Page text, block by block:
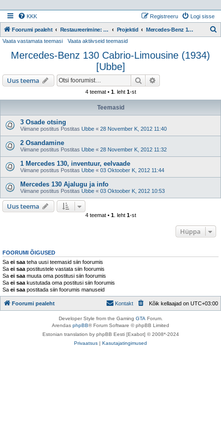
KKK Logi sisse
Registreeru
Foorumi pealeht Restaureerimine: Projektid Projektid Mercedes-Benz 130 Cabrio-Limousine (1934) [Ubbe]
Vaata vastamata teemasi Vaata aktiivseid teemasid
Mercedes-Benz 130 Cabrio-Limousine (1934)
[Ubbe]
Uus teema Otsi
4 teemat • 1. leht 1-st
Teemasid
3 Osade otsing
Viimane postitus Postitas Ubbe « 28 November K, 2012 11:40
2 Osandamine
Viimane postitus Postitas Ubbe « 28 November K, 2012 11:32
1 Mercedes 130, inventuur, eelvaade
Viimane postitus Postitas Ubbe « 03 Oktoober K, 2012 11:44
Mercedes 130 Ajalugu ja info
Viimane postitus Postitas Ubbe « 03 Oktoober K, 2012 10:53
Uus teema
4 teemat • 1. leht 1-st
Hüppa
FOORUMI ÕIGUSED
Sa ei saa teha uusi teemasid siin foorumis
Sa ei saa postitustele vastata siin foorumis
Sa ei saa muuta oma postitusi siin foorumis
Sa ei saa kustutada oma postitusi siin foorumis
Sa ei saa postitada siin foorumis manuseid
Foorumi pealeht Kõik kellaajad on UTC+03:00
Kontakt
Developer Style from the Gaming GTA Forum.
Arendas phpBB® Forum Software © phpBB Limited
Estonian translation by phpBB Eesti [Exabot] © 2008*-2024
Privaatsus | Kasutajatingimused